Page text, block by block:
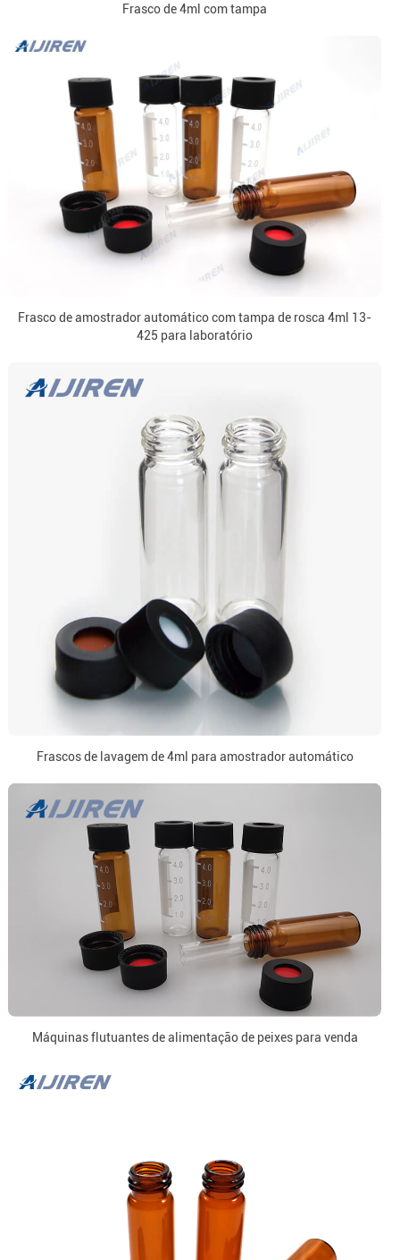
Frasco de 4ml com tampa
Frasco de amostrador automático com tampa de rosca 4ml 13-
425 para laboratório
Frascos de lavagem de 4ml para amostrador automático
Máquinas flutuantes de alimentação de peixes para venda